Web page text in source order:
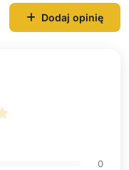
Dodaj opinię
0